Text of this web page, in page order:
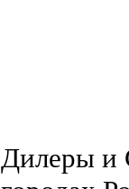
Дилеры и